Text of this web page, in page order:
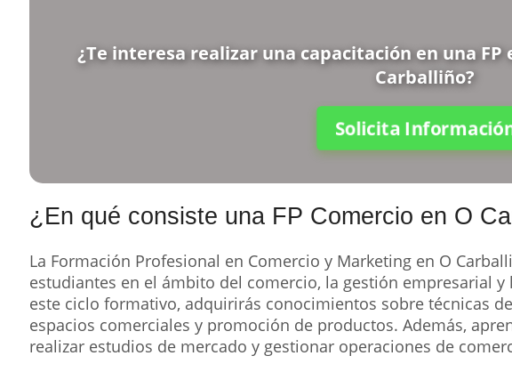
¿Te interesa realizar una capacitación en una
Carballiño?
Solicita
¿En qué consiste una FP Comercio en O
La Formación Profesional en Comercio y Marketing en O
estudiantes en el ámbito del comercio, la gestión empresarial
este ciclo formativo, adquirirás conocimientos sobre técnicas
espacios comerciales y promoción de productos. Además,
realizar estudios de mercado y gestionar operaciones de